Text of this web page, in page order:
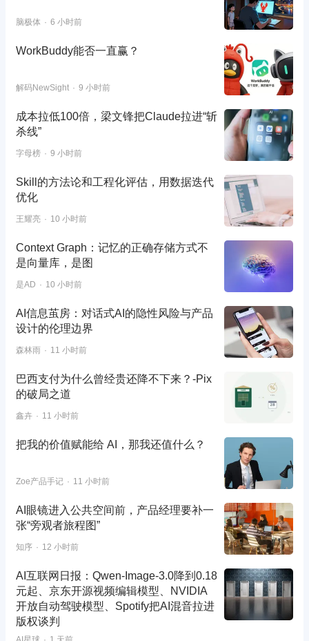
脑极体 6 小时前
WorkBuddy能否一直赢？
解码NewSight 9 小时前
成本拉低100倍，梁文锋把Claude拉进“斩
杀线”
字母榜 9 小时前
Skill的方法论和工程化评估，用数据迭代
优化
王耀亮 10 小时前
Context Graph：记忆的正确存储方式不
是向量库，是图
是AD 10 小时前
AI信息茧房：对话式AI的隐性风险与产品
设计的伦理边界
森林雨 11 小时前
巴西支付为什么曾经贵还降不下来？-Pix
的破局之道
鑫卉 11 小时前
把我的价值赋能给 AI，那我还值什么？
Zoe产品手记 11 小时前
AI眼镜进入公共空间前，产品经理要补一
张“旁观者旅程图”
知序 12 小时前
AI互联网日报：Qwen-Image-3.0降到0.18
元起、京东开源视频编辑模型、NVIDIA
开放自动驾驶模型、Spotify把AI混音拉进
版权谈判